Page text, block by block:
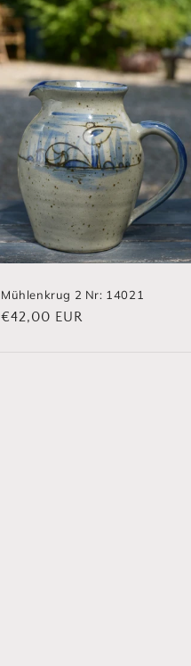
Mühlenkrug 2 Nr: 14021
Normaler
€42,00 EUR